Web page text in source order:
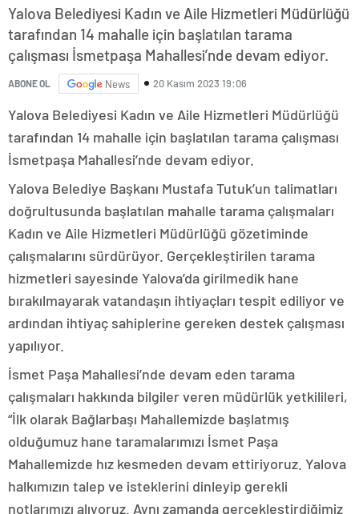
Yalova Belediyesi Kadın ve Aile Hizmetleri Müdürlüğü
tarafından 14 mahalle için başlatılan tarama
çalışması İsmetpaşa Mahallesi’nde devam ediyor.
ABONE OL News 20 Kasım 2023 19:06
Yalova Belediyesi Kadın ve Aile Hizmetleri Müdürlüğü
tarafından 14 mahalle için başlatılan tarama çalışması
İsmetpaşa Mahallesi’nde devam ediyor.
Yalova Belediye Başkanı Mustafa Tutuk’un talimatları
doğrultusunda başlatılan mahalle tarama çalışmaları
Kadın ve Aile Hizmetleri Müdürlüğü gözetiminde
çalışmalarını sürdürüyor. Gerçekleştirilen tarama
hizmetleri sayesinde Yalova’da girilmedik hane
bırakılmayarak vatandaşın ihtiyaçları tespit ediliyor ve
ardından ihtiyaç sahiplerine gereken destek çalışması
yapılıyor.
İsmet Paşa Mahallesi’nde devam eden tarama
çalışmaları hakkında bilgiler veren müdürlük yetkilileri,
“İlk olarak Bağlarbaşı Mahallemizde başlatmış
olduğumuz hane taramalarımızı İsmet Paşa
Mahallemizde hız kesmeden devam ettiriyoruz. Yalova
halkımızın talep ve isteklerini dinleyip gerekli
notlarımızı alıyoruz. Aynı zamanda gerçekleştirdiğimiz